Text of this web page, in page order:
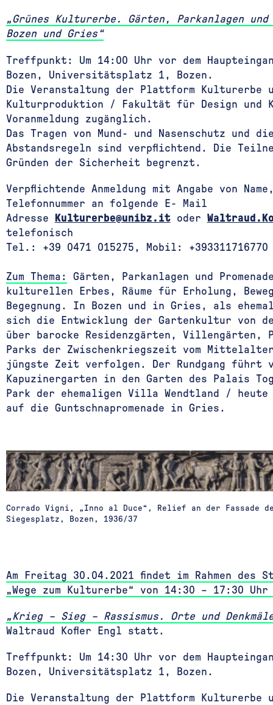
„Grünes Kulturerbe. Gärten, Parkanlagen und
Bozen und Gries“
Treffpunkt: Um 14:00 Uhr vor dem
Bozen, Universitätsplatz 1, Bozen.
Die Veranstaltung der Plattform Kulturerbe
Kulturproduktion / Fakultät für Design und
Voranmeldung zugänglich.
Das Tragen von Mund- und Nasenschutz und
Abstandsregeln sind verpflichtend. Die
Gründen der Sicherheit begrenzt.
Verpflichtende Anmeldung mit Angabe von
Telefonnummer an folgende E- Mail
Adresse
Kulturerbe@unibz.itoder
telefonisch
Tel.: +39 0471 015275, Mobil:
Zum Thema:
Gärten, Parkanlagen und
kulturellen Erbes, Räume für Er­holung,
Begegnung. In Bozen und in Gries, als
sich die Entwicklung der Gartenkultur von
über barocke Residenzgärten, Villengärten,
Parks der Zwischenkriegszeit vom
jüngste Zeit verfolgen. Der Rundgang führt
Kapuzinergarten in den Garten des Palais
Park der ehemaligen Villa Wendtland / heute
auf die Guntschnapromenade in Gries.
Corrado Vigni, „Inno al Duce“, Relief an der Fassade des
Siegesplatz, Bozen, 1936/37
Am Freitag 30.04.2021 findet im Rahmen des
„Wege zum Kulturerbe“ von 14:30 – 17:30
„Krieg – Sieg – Rassismus. Orte und
Waltraud Kofler Engl statt.
Treffpunkt: Um 14:30 Uhr vor dem
Bozen, Universitätsplatz 1, Bozen.
Die Veranstaltung der Plattform Kulturerbe